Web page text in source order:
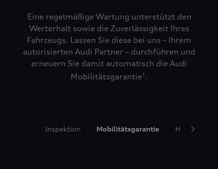
Eine regelmäßige Wartung unterstützt den
Werterhalt sowie die Zuverlässigkeit Ihres
Fahrzeugs. Lassen Sie diese bei uns – Ihrem
autorisierten Audi Partner – durchführen und
erneuern Sie damit automatisch die Audi
Mobilitätsgarantie1 .
Inspektion Mobilitätsgarantie Hol- und